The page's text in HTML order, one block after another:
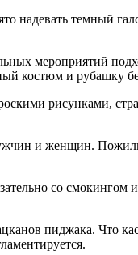
темный
мероприятий
костюм и рубашку
рисунками,
и женщин.
со
пиджака. Что